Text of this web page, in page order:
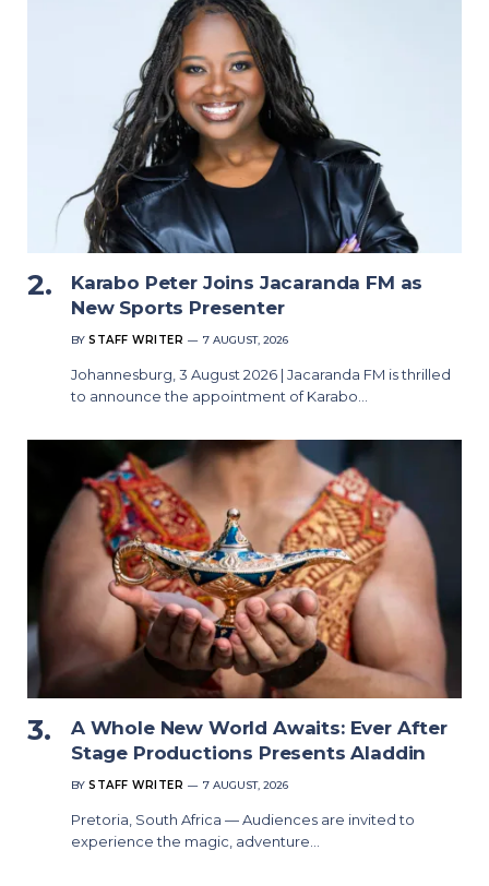
Karabo Peter Joins Jacaranda FM as
New Sports Presenter
BY STAFF WRITER 7 AUGUST, 2026
Johannesburg, 3 August 2026 | Jacaranda FM is thrilled
to announce the appointment of Karabo…
A Whole New World Awaits: Ever After
Stage Productions Presents Aladdin
BY STAFF WRITER 7 AUGUST, 2026
Pretoria, South Africa — Audiences are invited to
experience the magic, adventure…